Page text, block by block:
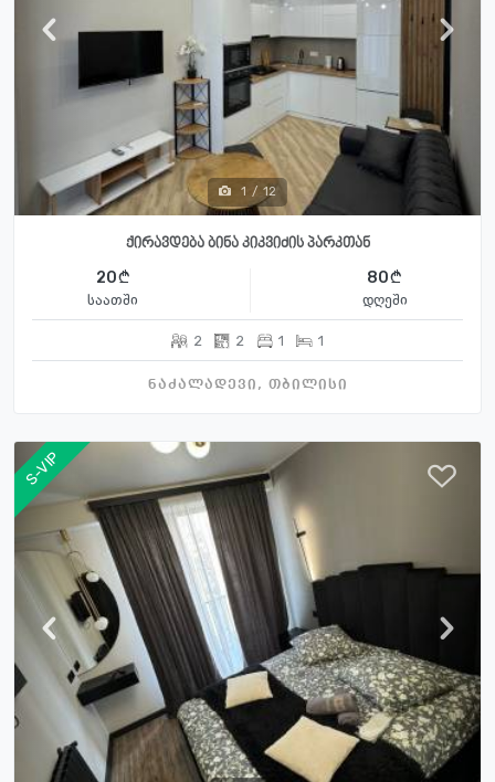
1 / 12
ქირავდება ბინა კიკვიძის პარკთან
20
საათში
80
დღეში
2 2 1 1
ნაძალადევი, თბილისი
S-VIP